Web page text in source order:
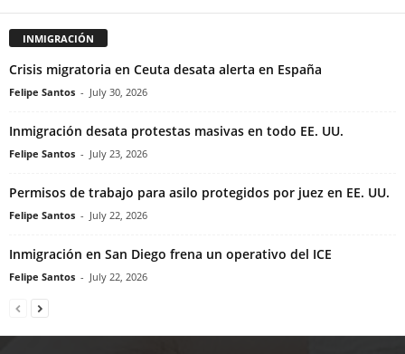
INMIGRACIÓN
Crisis migratoria en Ceuta desata alerta en España
Felipe Santos - July 30, 2026
Inmigración desata protestas masivas en todo EE. UU.
Felipe Santos - July 23, 2026
Permisos de trabajo para asilo protegidos por juez en EE. UU.
Felipe Santos - July 22, 2026
Inmigración en San Diego frena un operativo del ICE
Felipe Santos - July 22, 2026